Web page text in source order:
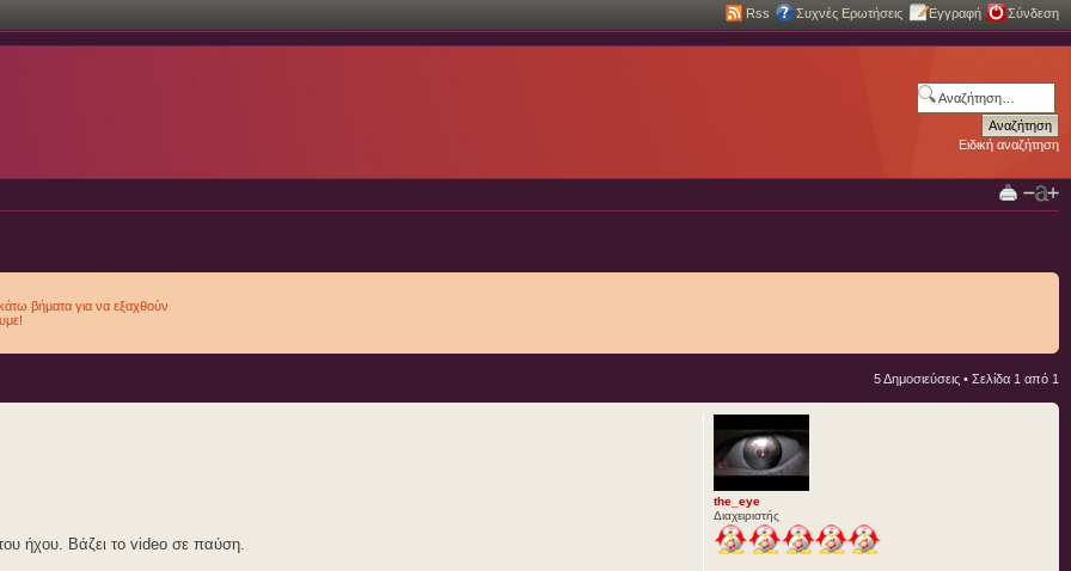
Rss Συχνές Ερωτήσεις Εγγραφή Σύνδεση
Ειδική αναζήτηση
βήματα για να εξαχθούν
5 Δημοσιεύσεις • Σελίδα 1 από 1
ήχου. Βάζει το video σε παύση.
the_eye
Διαχειριστής